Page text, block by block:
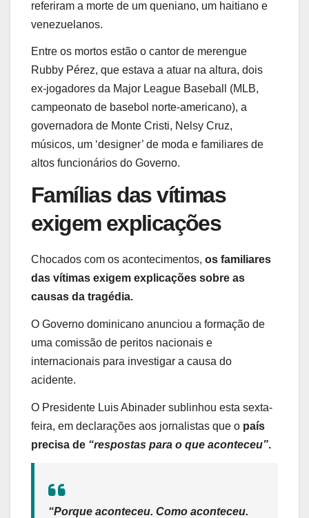
referiram a morte de um queniano, um haitiano e
venezuelanos.
Entre os mortos estão o cantor de merengue
Rubby Pérez, que estava a atuar na altura, dois
ex-jogadores da Major League Baseball (MLB,
campeonato de basebol norte-americano), a
governadora de Monte Cristi, Nelsy Cruz,
músicos, um ‘designer’ de moda e familiares de
altos funcionários do Governo.
Famílias das vítimas
exigem explicações
Chocados com os acontecimentos, os familiares
das vítimas exigem explicações sobre as
causas da tragédia.
O Governo dominicano anunciou a formação de
uma comissão de peritos nacionais e
internacionais para investigar a causa do
acidente.
O Presidente Luis Abinader sublinhou esta sexta-
feira, em declarações aos jornalistas que o país
precisa de “respostas para o que aconteceu”.
“Porque aconteceu. Como aconteceu.